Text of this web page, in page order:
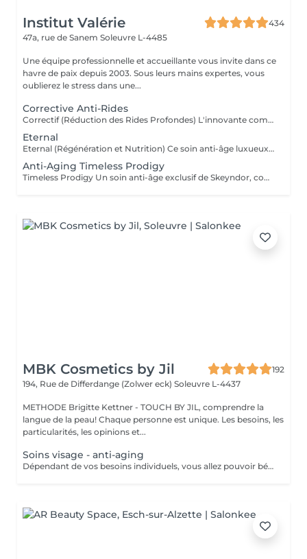
Institut Valérie
434
47a, rue de Sanem Soleuvre L-4485
Une équipe professionnelle et accueillante vous invite dans ce
havre de paix depuis 2003. Sous leurs mains expertes, vous
oublierez le stress dans une...
Corrective Anti-Rides
Correctif (Réduction des Rides Profondes) L'innovante combinaison de 3 mécanismes d'actions dans un même soin (peeling biologique, combleur, décontractant) est en mesure de produire un effet lissant sur les rides les plus profondes et sur les rides d'expressions. Ce soin est une alternative aux traitements chirurgicaux tels que botox ou filler. Résultat : Une peau plus lisse et un teint unifié avec des rides atténuées.
Eternal
Eternal (Régénération et Nutrition) Ce soin anti-âge luxueux utilise des cellules souches végétales pour régénérer la peau et lui apporter une nutrition en profondeur. Il restaure le volume et la vitalité des couches cutanées. Résultat : Une peau plus ferme, redensifiée et pleine de vitalité.
Anti-Aging Timeless Prodigy
Timeless Prodigy Un soin anti-âge exclusif de Skeyndor, conçu pour les peaux les plus exigeantes. Ce traitement de luxe combine plus de 50 ingrédients actifs, dont de la truffe blanche, du champagne et pour régénérer, raffermir et rajeunir la peau de manière intense.Une nouvelle dimension de traitement cosmétique basée sur la technologie multigénétique qui réveille la jeunesse des gènes cutanés, en agissant sur le vieillissement des cellules. Résultat : Une peau plus lisse, éclatante et visiblement plus jeune, avec une texture raffinée et une hydratation maximale. Ce soin comporte un travail manuel et avec l'appareil MEGAN de Skeyndor Pour la première fois, Tri Synergy Tech associe tout le potentiel de éléments Hi-Freq, Dermaboost et Deep RGB à un appareil multi-traitement unique qui crée une synergie parfaite aux effets spectaculaires.
MBK Cosmetics by Jil
192
194, Rue de Differdange (Zolwer eck) Soleuvre L-4437
METHODE Brigitte Kettner - TOUCH BY JIL, comprendre la
langue de la peau! Chaque personne est unique. Les besoins, les
particularités, les opinions et...
Soins visage - anti-aging
Dépendant de vos besoins individuels, vous allez pouvoir bénéficier de soins adaptés à votre type de peau. Le prix va ensuite varier dépendant du soin finalement prèsté : - Pre-aging : Commencez la lute anti-âge contre les rides et les ridules très tôt avec des isoflavones naturelles (à partir de 110 euros) - Anti-Aging : Traitement en profondeur contre les radicaux libres, la déshydratation et le relachement cutané (à partir de 130 euros) - Anti-Aging de luxe : Soin anti-âge raffermissant et remodelant pour les plus peaux très exigeantes (à partir de 150 euros)